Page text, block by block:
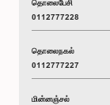
தொலைபேசி
0112777228
தொலைநகல்
0112777227
மின்னஞ்சல்